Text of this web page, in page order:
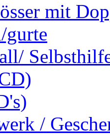
mit
gurte
/